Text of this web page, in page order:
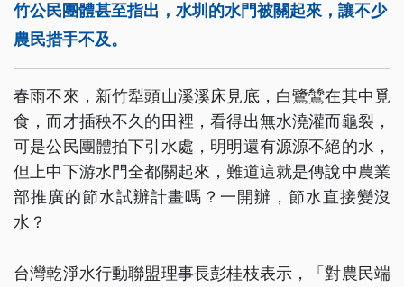
竹公民團體甚至指出，水圳的水門被關起來，讓不少
農民措手不及。
春雨不來，新竹犁頭山溪溪床見底，白鷺鷥在其中覓
食，而才插秧不久的田裡，看得出無水澆灌而龜裂，
可是公民團體拍下引水處，明明還有源源不絕的水，
但上中下游水門全都關起來，難道這就是傳說中農業
部推廣的節水試辦計畫嗎？一開辦，節水直接變沒
水？
台灣乾淨水行動聯盟理事長彭桂枝表示，「對農民端